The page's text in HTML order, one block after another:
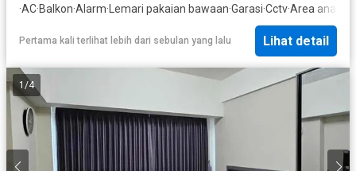
·AC·Balkon·Alarm·Lemari pakaian bawaan·Garasi·Cctv·Area anak-
Pertama kali terlihat lebih dari sebulan yang lalu Lihat detail
1 /4